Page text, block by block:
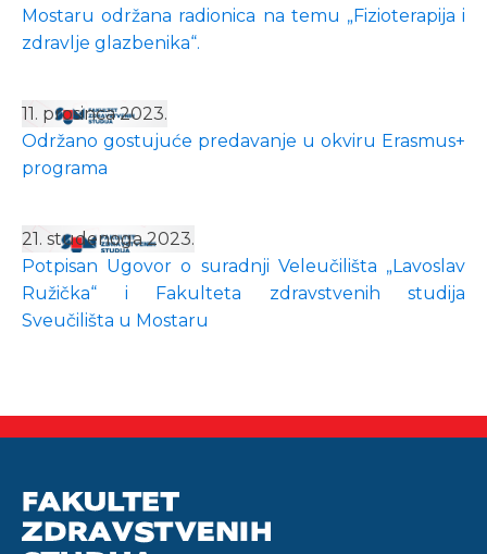
Mostaru održana radionica na temu „Fizioterapija i
zdravlje glazbenika“.
11. prosinca 2023.
Održano gostujuće predavanje u okviru Erasmus+
programa
21. studenoga 2023.
Potpisan Ugovor o suradnji Veleučilišta „Lavoslav
Ružička“ i Fakulteta zdravstvenih studija
Sveučilišta u Mostaru